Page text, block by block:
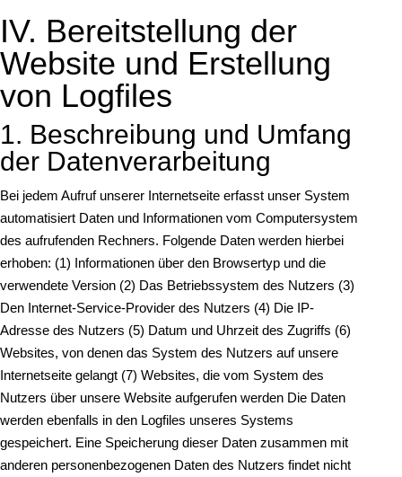
IV. Bereitstellung der
Website und Erstellung
von Logfiles
1. Beschreibung und Umfang
der Datenverarbeitung
Bei jedem Aufruf unserer Internetseite erfasst unser System
automatisiert Daten und Informationen vom Computersystem
des aufrufenden Rechners. Folgende Daten werden hierbei
erhoben: (1) Informationen über den Browsertyp und die
verwendete Version (2) Das Betriebssystem des Nutzers (3)
Den Internet-Service-Provider des Nutzers (4) Die IP-
Adresse des Nutzers (5) Datum und Uhrzeit des Zugriffs (6)
Websites, von denen das System des Nutzers auf unsere
Internetseite gelangt (7) Websites, die vom System des
Nutzers über unsere Website aufgerufen werden Die Daten
werden ebenfalls in den Logfiles unseres Systems
gespeichert. Eine Speicherung dieser Daten zusammen mit
anderen personenbezogenen Daten des Nutzers findet nicht